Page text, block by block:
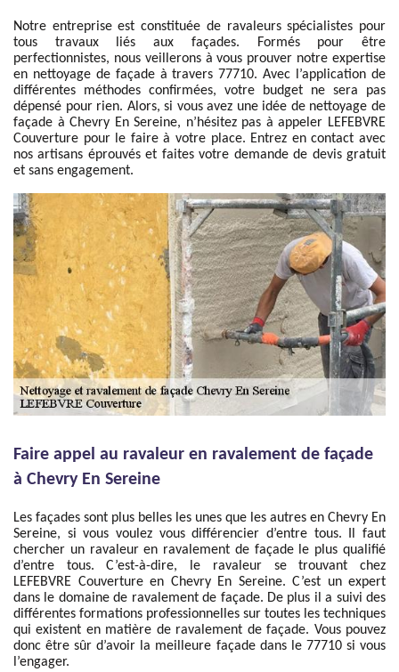
Notre entreprise est constituée de ravaleurs spécialistes pour
tous travaux liés aux façades. Formés pour être
perfectionnistes, nous veillerons à vous prouver notre expertise
en nettoyage de façade à travers 77710. Avec l’application de
différentes méthodes confirmées, votre budget ne sera pas
dépensé pour rien. Alors, si vous avez une idée de nettoyage de
façade à Chevry En Sereine, n’hésitez pas à appeler LEFEBVRE
Couverture pour le faire à votre place. Entrez en contact avec
nos artisans éprouvés et faites votre demande de devis gratuit
et sans engagement.
Faire appel au ravaleur en ravalement de façade
à Chevry En Sereine
Les façades sont plus belles les unes que les autres en Chevry En
Sereine, si vous voulez vous différencier d’entre tous. Il faut
chercher un ravaleur en ravalement de façade le plus qualifié
d’entre tous. C’est-à-dire, le ravaleur se trouvant chez
LEFEBVRE Couverture en Chevry En Sereine. C’est un expert
dans le domaine de ravalement de façade. De plus il a suivi des
différentes formations professionnelles sur toutes les techniques
qui existent en matière de ravalement de façade. Vous pouvez
donc être sûr d’avoir la meilleure façade dans le 77710 si vous
l’engager.